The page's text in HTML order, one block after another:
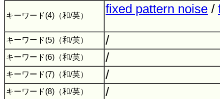
キーワード(4)（和/英） fixed pattern noise /
キーワード(5)（和/英） /
キーワード(6)（和/英） /
キーワード(7)（和/英） /
キーワード(8)（和/英） /